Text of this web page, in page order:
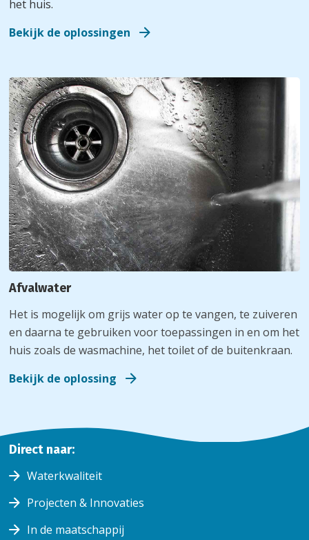
het huis.
Bekijk de oplossingen
Afvalwater
Het is mogelijk om grijs water op te vangen, te zuiveren
en daarna te gebruiken voor toepassingen in en om het
huis zoals de wasmachine, het toilet of de buitenkraan.
Bekijk de oplossing
Home
Waterbewust
Toolbox
Toolbox
Direct naar:
Waterkwaliteit
Projecten & Innovaties
In de maatschappij